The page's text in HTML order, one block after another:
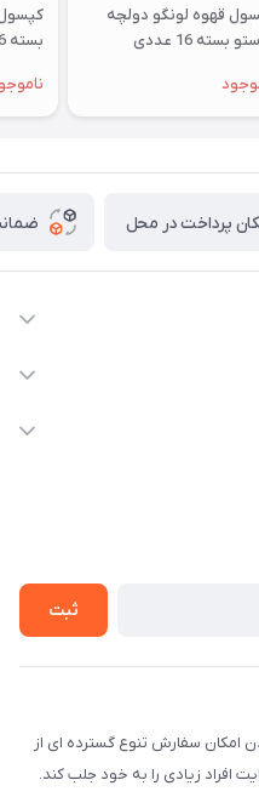
قهوه لونگو دولچه
بسته 16 عددی
بسته 16 عددی
پرداخت در محل
ثبت
امکان سفارش تنوع گسترده ای از
افراد زیادی را به خود جلب کند.